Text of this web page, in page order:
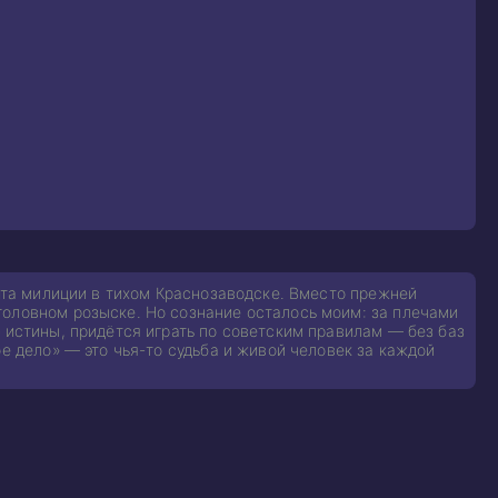
милиции в тихом Краснозаводске. Вместо прежней
розыске. Но сознание осталось моим: за плечами
придётся играть по советским правилам — без баз
дело» — это чья-то судьба и живой человек за каждой